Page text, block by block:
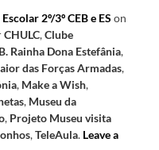
2º/3º CEB e ES on
CHULC,Clube
Rainha Dona Estefânia,
das Forças Armadas,
, Make a Wish,
, Museu da
, Projeto Museu visita
,TeleAula. Leave a